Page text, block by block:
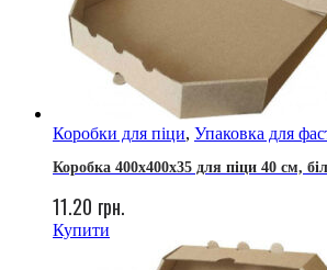
Коробки для піци, Упаковка для
Коробка 400х400х35 для піци 40 см,
11.20 грн.
Купити